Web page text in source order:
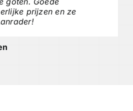
prijzen en ze